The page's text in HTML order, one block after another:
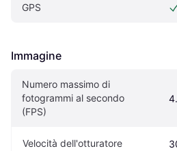
GPS
Immagine
Numero massimo di
fotogrammi al secondo
(FPS)
Velocità dell'otturatore